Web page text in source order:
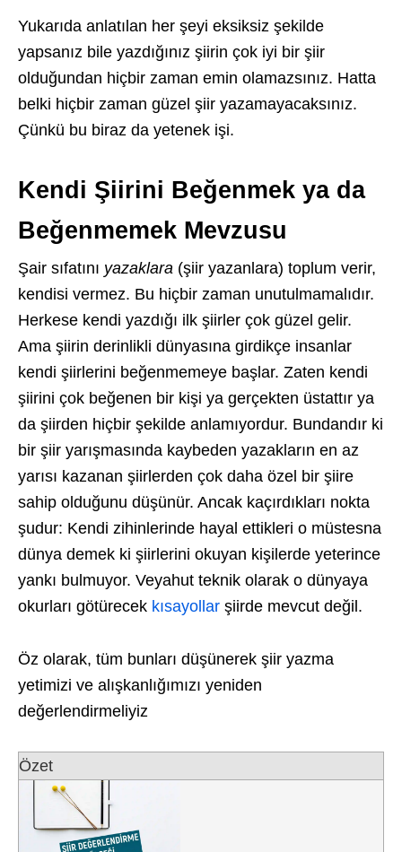
Yukarıda anlatılan her şeyi eksiksiz şekilde
yapsanız bile yazdığınız şiirin çok iyi bir şiir
olduğundan hiçbir zaman emin olamazsınız. Hatta
belki hiçbir zaman güzel şiir yazamayacaksınız.
Çünkü bu biraz da yetenek işi.
Kendi Şiirini Beğenmek ya da
Beğenmemek Mevzusu
Şair sıfatını yazaklara (şiir yazanlara) toplum verir,
kendisi vermez. Bu hiçbir zaman unutulmamalıdır.
Herkese kendi yazdığı ilk şiirler çok güzel gelir.
Ama şiirin derinlikli dünyasına girdikçe insanlar
kendi şiirlerini beğenmemeye başlar. Zaten kendi
şiirini çok beğenen bir kişi ya gerçekten üstattır ya
da şiirden hiçbir şekilde anlamıyordur. Bundandır ki
bir şiir yarışmasında kaybeden yazakların en az
yarısı kazanan şiirlerden çok daha özel bir şiire
sahip olduğunu düşünür. Ancak kaçırdıkları nokta
şudur: Kendi zihinlerinde hayal ettikleri o müstesna
dünya demek ki şiirlerini okuyan kişilerde yeterince
yankı bulmuyor. Veyahut teknik olarak o dünyaya
okurları götürecek kısayollar şiirde mevcut değil.
Öz olarak, tüm bunları düşünerek şiir yazma
yetimizi ve alışkanlığımızı yeniden
değerlendirmeliyiz
Özet